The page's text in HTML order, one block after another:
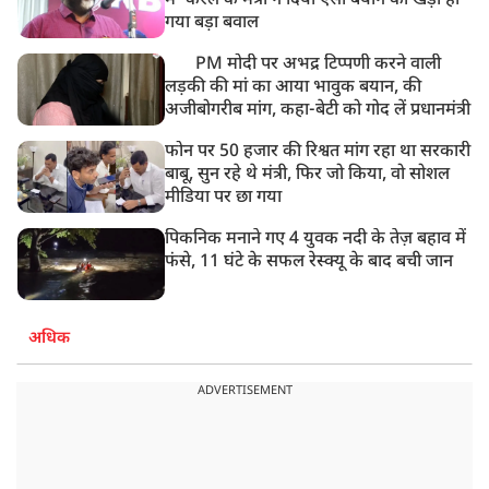
गया बड़ा बवाल
PM मोदी पर अभद्र टिप्पणी करने वाली
लड़की की मां का आया भावुक बयान, की
अजीबोगरीब मांग, कहा-बेटी को गोद लें प्रधानमंत्री
फोन पर 50 हजार की रिश्वत मांग रहा था सरकारी
बाबू, सुन रहे थे मंत्री, फिर जो किया, वो सोशल
मीडिया पर छा गया
पिकनिक मनाने गए 4 युवक नदी के तेज़ बहाव में
फंसे, 11 घंटे के सफल रेस्क्यू के बाद बची जान
अधिक
ADVERTISEMENT